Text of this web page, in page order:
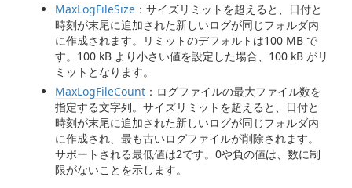
MaxLogFileSize ：サイズリミットを超えると、日付と
時刻が末尾に追加された新しいログが同じフォルダ内
に作成されます。リミットのデフォルトは100 MB で
す。100 kB より小さい値を設定した場合、100 kB がリ
ミットとなります。
MaxLogFileCount ：ログファイルの最大ファイル数を
指定する文字列。サイズリミットを超えると、日付と
時刻が末尾に追加された新しいログが同じフォルダ内
に作成され、最も古いログファイルが削除されます。
サポートされる最低値は2です。0や負の値は、数に制
限がないことを示します。